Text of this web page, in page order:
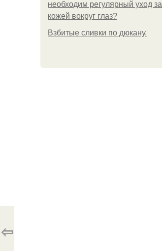
необходим регулярный уход за
кожей вокруг глаз?
Взбитые сливки по дюкану.
⇦